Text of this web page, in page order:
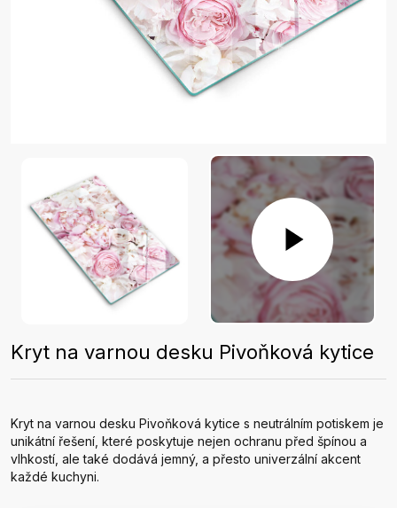
Kryt na varnou desku Pivoňková kytice
Kryt na varnou desku Pivoňková kytice s neutrálním potiskem je
unikátní řešení, které poskytuje nejen ochranu před špínou a
vlhkostí, ale také dodává jemný, a přesto univerzální akcent
každé kuchyni.